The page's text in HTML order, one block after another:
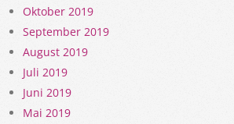
Oktober 2019
September 2019
August 2019
Juli 2019
Juni 2019
Mai 2019